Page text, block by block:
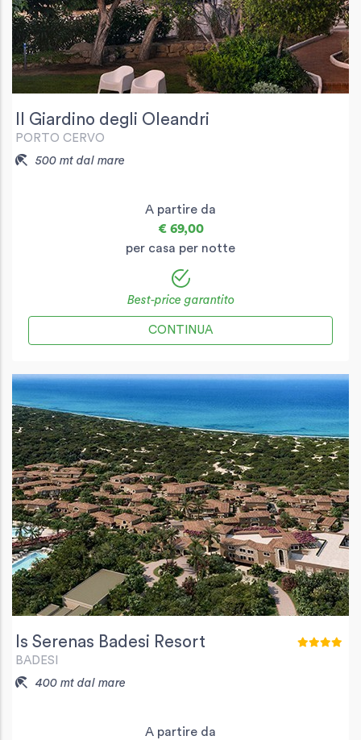
Il Giardino degli Oleandri
PORTO CERVO
500 mt dal mare
A partire da
€ 69,00
per casa per notte
Best-price garantito
CONTINUA
Is Serenas Badesi Resort
BADESI
400 mt dal mare
A partire da